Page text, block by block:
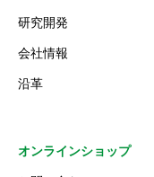
研究開発
会社情報
沿革
オンラインショップ